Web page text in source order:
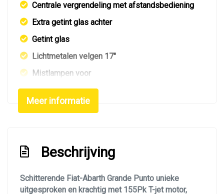
Centrale vergrendeling met afstandsbediening
Extra getint glas achter
Getint glas
Lichtmetalen velgen 17"
Mistlampen voor
Mistlampen voor
Side-skirts
Verlaagde carrosserie
Overige
Meer informatie
Beschrijving
Schitterende Fiat-Abarth Grande Punto unieke
uitgesproken en krachtig met 155Pk T-jet motor,